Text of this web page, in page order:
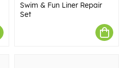
Swim & Fun Liner Repair
Set